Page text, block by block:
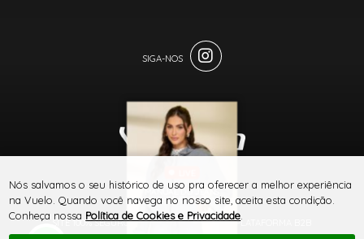
SITE 100% SEGURO PLATAFORMA B2B
® TODOS DIREITOS RESERVADOS
MANUAL DO JEANS
VUELO
Nós salvamos o seu histórico de uso pra oferecer a melhor experiência
na Vuelo. Quando você navega no nosso site, aceita esta condição.
Conheça nossa Política de Cookies e Privacidade